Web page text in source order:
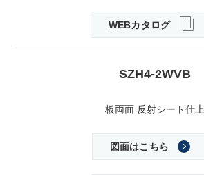
WEBカタログ
SZH4-2WVB
板両面 反射シート仕上
図面はこちら